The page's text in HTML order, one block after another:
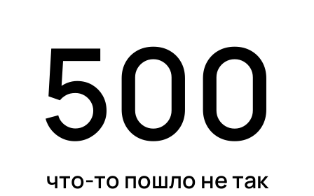
статьи
500
что-то пошло не так